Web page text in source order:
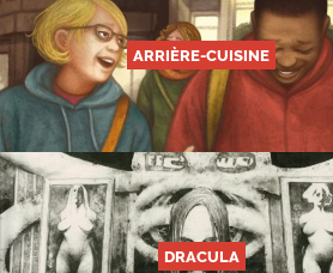
ARRIÈRE-CUISINE
DRACULA